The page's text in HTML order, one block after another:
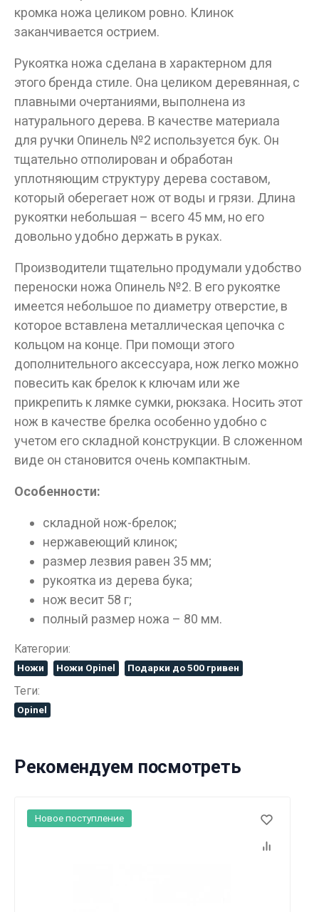
кромка ножа целиком ровно. Клинок
заканчивается острием.
Рукоятка ножа сделана в характерном для
этого бренда стиле. Она целиком деревянная, с
плавными очертаниями, выполнена из
натурального дерева. В качестве материала
для ручки Опинель №2 используется бук. Он
тщательно отполирован и обработан
уплотняющим структуру дерева составом,
который оберегает нож от воды и грязи. Длина
рукоятки небольшая – всего 45 мм, но его
довольно удобно держать в руках.
Производители тщательно продумали удобство
переноски ножа Опинель №2. В его рукоятке
имеется небольшое по диаметру отверстие, в
которое вставлена металлическая цепочка с
кольцом на конце. При помощи этого
дополнительного аксессуара, нож легко можно
повесить как брелок к ключам или же
прикрепить к лямке сумки, рюкзака. Носить этот
нож в качестве брелка особенно удобно с
учетом его складной конструкции. В сложенном
виде он становится очень компактным.
Особенности:
складной нож-брелок;
нержавеющий клинок;
размер лезвия равен 35 мм;
рукоятка из дерева бука;
нож весит 58 г;
полный размер ножа – 80 мм.
Категории:
Ножи Ножи Opinel Подарки до 500 гривен
Теги:
Opinel
Рекомендуем посмотреть
Новое поступление
Данные товары продаются лицам,
достигшим 18 лет!
Вам исполнилось 18 лет?
ДА НЕТ